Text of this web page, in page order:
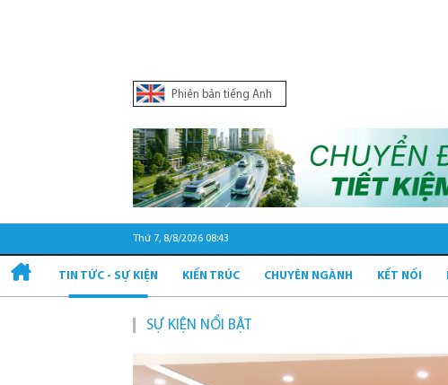
Phiên bản tiếng Anh
Thứ 7, 8/8/2026 08:43
TIN TỨC - SỰ KIỆN KIẾN TRÚC CHUYÊN NGÀNH KẾT NỐI
SỰ KIỆN NỔI BẬT